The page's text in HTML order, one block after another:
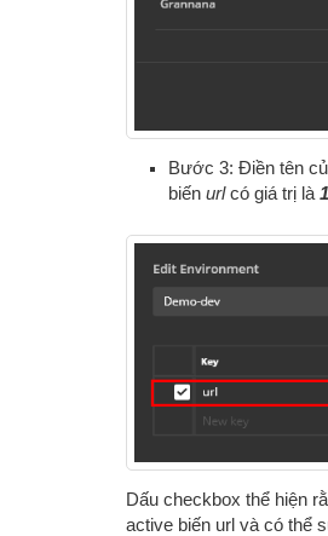
Bước 3: Điền tên
biến urlcó giá trị là
Dấu checkbox thể hiện
active biến url và có thể